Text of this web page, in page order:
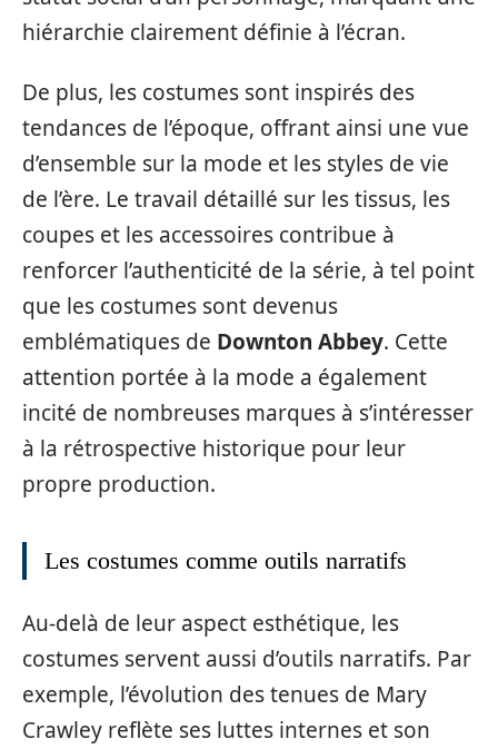
hiérarchie clairement définie à l’écran.
De plus, les costumes sont inspirés des
tendances de l’époque, offrant ainsi une vue
d’ensemble sur la mode et les styles de vie
de l’ère. Le travail détaillé sur les tissus, les
coupes et les accessoires contribue à
renforcer l’authenticité de la série, à tel point
que les costumes sont devenus
emblématiques de Downton Abbey. Cette
attention portée à la mode a également
incité de nombreuses marques à s’intéresser
à la rétrospective historique pour leur
propre production.
Les costumes comme outils narratifs
Au-delà de leur aspect esthétique, les
costumes servent aussi d’outils narratifs. Par
exemple, l’évolution des tenues de Mary
Crawley reflète ses luttes internes et son